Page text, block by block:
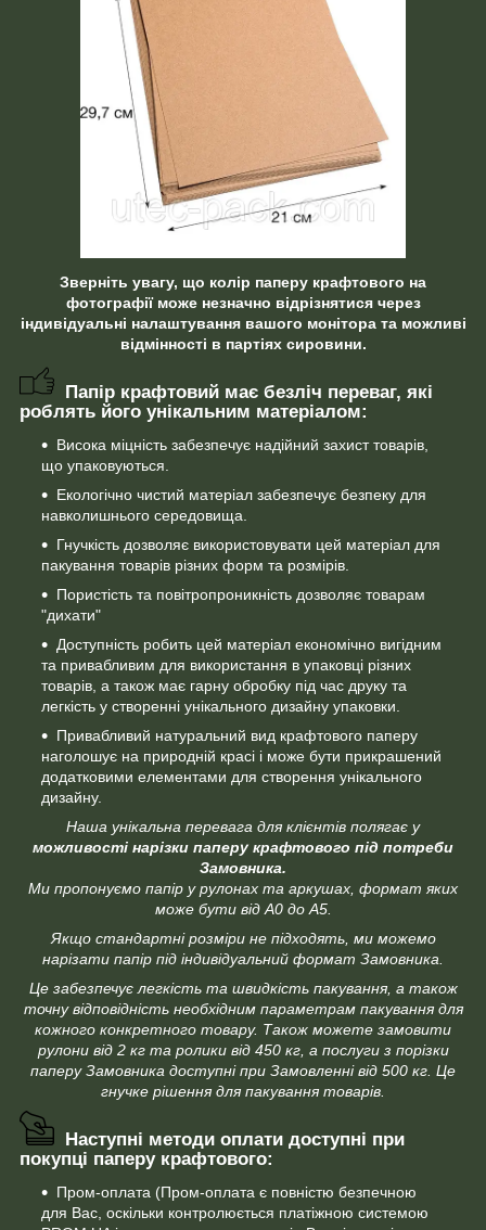
Зверніть увагу, що колір паперу крафтового на
фотографії може незначно відрізнятися через
індивідуальні налаштування вашого монітора та можливі
відмінності в партіях сировини.
Папір крафтовий має безліч переваг, які
роблять його унікальним матеріалом:
Висока міцність забезпечує надійний захист товарів,
що упаковуються.
Екологічно чистий матеріал забезпечує безпеку для
навколишнього середовища.
Гнучкість дозволяє використовувати цей матеріал для
пакування товарів різних форм та розмірів.
Пористість та повітропроникність дозволяє товарам
"дихати"
Доступність робить цей матеріал економічно вигідним
та привабливим для використання в упаковці різних
товарів, а також має гарну обробку під час друку та
легкість у створенні унікального дизайну упаковки.
Привабливий натуральний вид крафтового паперу
наголошує на природній красі і може бути прикрашений
додатковими елементами для створення унікального
дизайну.
Наша унікальна перевага для клієнтів полягає у
можливості нарізки паперу крафтового під потреби
Замовника.
Ми пропонуємо папір у рулонах та аркушах, формат яких
може бути від А0 до А5.
Якщо стандартні розміри не підходять, ми можемо
нарізати папір під індивідуальний формат Замовника.
Це забезпечує легкість та швидкість пакування, а також
точну відповідність необхідним параметрам пакування для
кожного конкретного товару. Також можете замовити
рулони від 2 кг та ролики від 450 кг, а послуги з порізки
паперу Замовника доступні при Замовленні від 500 кг. Це
гнучке рішення для пакування товарів.
Наступні методи оплати доступні при
покупці паперу крафтового:
Пром-оплата (Пром-оплата є повністю безпечною
для Вас, оскільки контролюється платіжною системою